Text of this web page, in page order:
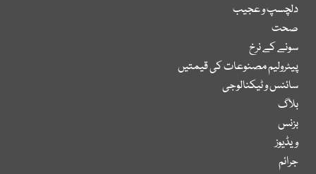
دلچسپ و عجیب
صحت
سونے کے نرخ
پیٹرولیم مصنوعات کی قیمتیں
سائنس و ٹیکنالوجی
بلاگ
بزنس
ویڈیوز
جرائم